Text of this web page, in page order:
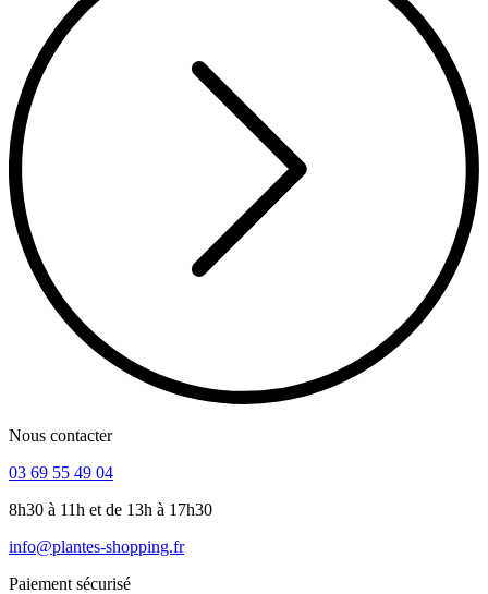
Nous contacter
03 69 55 49 04
8h30 à 11h et de 13h à 17h30
info@plantes-shopping.fr
Paiement sécurisé